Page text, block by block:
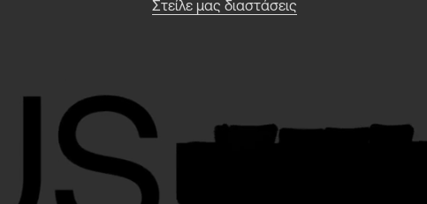
Στείλε μας διαστάσεις